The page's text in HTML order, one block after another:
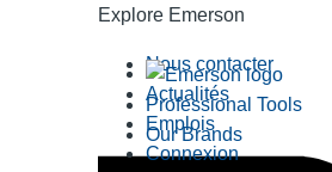
Explore Emerson
Professional Tools
Our Brands
Nous contacter
Actualités
Emplois
Connexion